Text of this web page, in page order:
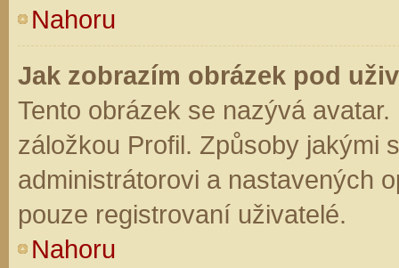
Nahoru
Jak zobrazím obrázek pod
Tento obrázek se nazývá
záložkou Profil. Způsoby jakými
administrátorovi a nastavených
pouze registrovaní uživatelé.
Nahoru